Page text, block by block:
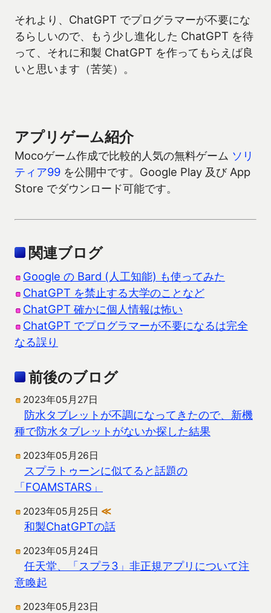
それより、ChatGPT でプログラマーが不要にな
るらしいので、もう少し進化した ChatGPT を待
って、それに和製 ChatGPT を作ってもらえば良
いと思います（苦笑）。
アプリゲーム紹介
Mocoゲーム作成で比較的人気の無料ゲーム ソリ
ティア99 を公開中です。Google Play 及び App
Store でダウンロード可能です。
関連ブログ
Google の Bard (人工知能) も使ってみた
ChatGPT を禁止する大学のことなど
ChatGPT 確かに個人情報は怖い
ChatGPT でプログラマーが不要になるは完全
なる誤り
前後のブログ
2023年05月27日
防水タブレットが不調になってきたので、新機
種で防水タブレットがないか探した結果
2023年05月26日
スプラトゥーンに似てると話題の
「FOAMSTARS」
2023年05月25日 ≪
和製ChatGPTの話
2023年05月24日
任天堂、「スプラ3」非正規アプリについて注
意喚起
2023年05月23日